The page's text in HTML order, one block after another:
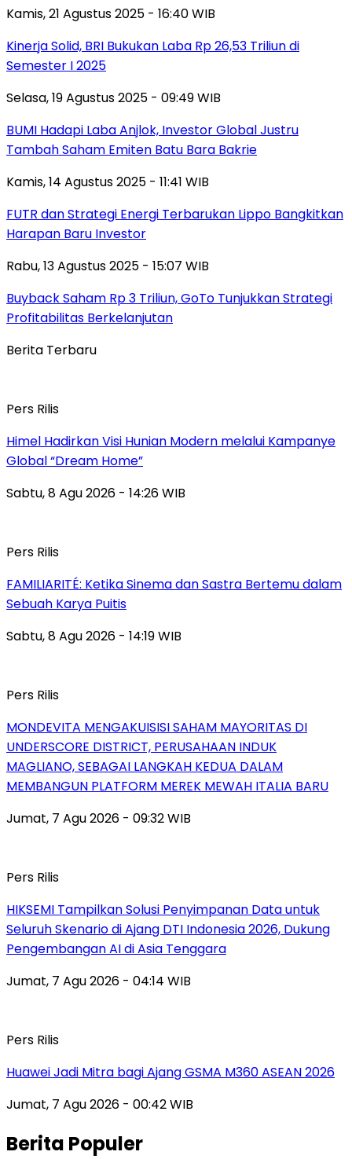
Kamis, 21 Agustus 2025 - 16:40 WIB
Kinerja Solid, BRI Bukukan Laba Rp 26,53 Triliun di
Semester I 2025
Selasa, 19 Agustus 2025 - 09:49 WIB
BUMI Hadapi Laba Anjlok, Investor Global Justru
Tambah Saham Emiten Batu Bara Bakrie
Kamis, 14 Agustus 2025 - 11:41 WIB
FUTR dan Strategi Energi Terbarukan Lippo Bangkitkan
Harapan Baru Investor
Rabu, 13 Agustus 2025 - 15:07 WIB
Buyback Saham Rp 3 Triliun, GoTo Tunjukkan Strategi
Profitabilitas Berkelanjutan
Berita Terbaru
Pers Rilis
Himel Hadirkan Visi Hunian Modern melalui Kampanye
Global “Dream Home”
Sabtu, 8 Agu 2026 - 14:26 WIB
Pers Rilis
FAMILIARITÉ: Ketika Sinema dan Sastra Bertemu dalam
Sebuah Karya Puitis
Sabtu, 8 Agu 2026 - 14:19 WIB
Pers Rilis
MONDEVITA MENGAKUISISI SAHAM MAYORITAS DI
UNDERSCORE DISTRICT, PERUSAHAAN INDUK
MAGLIANO, SEBAGAI LANGKAH KEDUA DALAM
MEMBANGUN PLATFORM MEREK MEWAH ITALIA BARU
Jumat, 7 Agu 2026 - 09:32 WIB
Pers Rilis
HIKSEMI Tampilkan Solusi Penyimpanan Data untuk
Seluruh Skenario di Ajang DTI Indonesia 2026, Dukung
Pengembangan AI di Asia Tenggara
Jumat, 7 Agu 2026 - 04:14 WIB
Pers Rilis
Huawei Jadi Mitra bagi Ajang GSMA M360 ASEAN 2026
Jumat, 7 Agu 2026 - 00:42 WIB
Berita Populer